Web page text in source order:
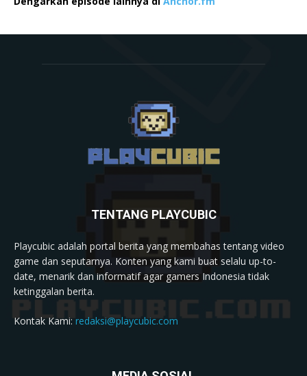
TENTANG PLAYCUBIC
Playcubic adalah portal berita yang membahas tentang video
game dan seputarnya. Konten yang kami buat selalu up-to-
date, menarik dan informatif agar gamers Indonesia tidak
ketinggalan berita.
Kontak Kami:redaksi@playcubic.com